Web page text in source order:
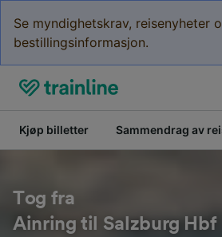
Se myndighetskrav, reisenyheter
bestillingsinformasjon.
Kjøp billetter Sammendrag av
Tog fra
Ainring til Salzburg Hbf